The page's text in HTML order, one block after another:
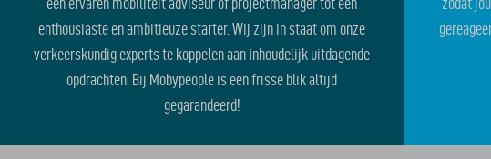
enthousiaste en ambitieuze starter. Wij zijn in staat om onze
verkeerskundig experts te koppelen aan inhoudelijk uitdagende
opdrachten. Bij Mobypeople is een frisse blik altijd
gegarandeerd!